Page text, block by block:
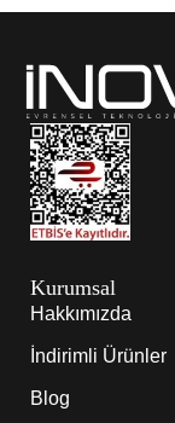
Kurumsal
Hakkımızda
İndirimli Ürünler
Blog